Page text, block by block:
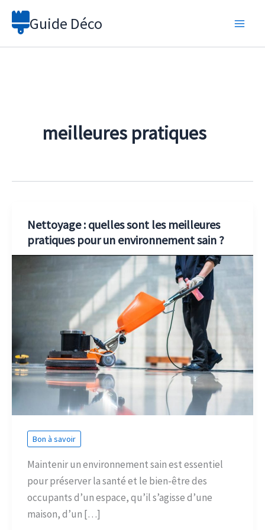
Aller
Guide Déco
meilleures pratiques
Nettoyage : quelles sont les meilleures
pratiques pour un environnement sain ?
Bon à savoir
Maintenir un environnement sain est essentiel
pour préserver la santé et le bien-être des
occupants d’un espace, qu’il s’agisse d’une
maison, d’un […]